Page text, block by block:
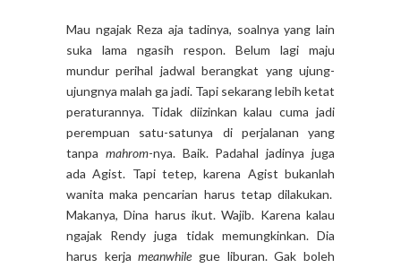
Mau ngajak Reza aja tadinya, soalnya yang lain
suka lama ngasih respon. Belum lagi maju
mundur perihal jadwal berangkat yang ujung-
ujungnya malah ga jadi. Tapi sekarang lebih ketat
peraturannya. Tidak diizinkan kalau cuma jadi
perempuan satu-satunya di perjalanan yang
tanpa mahrom-nya. Baik. Padahal jadinya juga
ada Agist. Tapi tetep, karena Agist bukanlah
wanita maka pencarian harus tetap dilakukan.
Makanya, Dina harus ikut. Wajib. Karena kalau
ngajak Rendy juga tidak memungkinkan. Dia
harus kerjameanwhile gue liburan. Gak boleh